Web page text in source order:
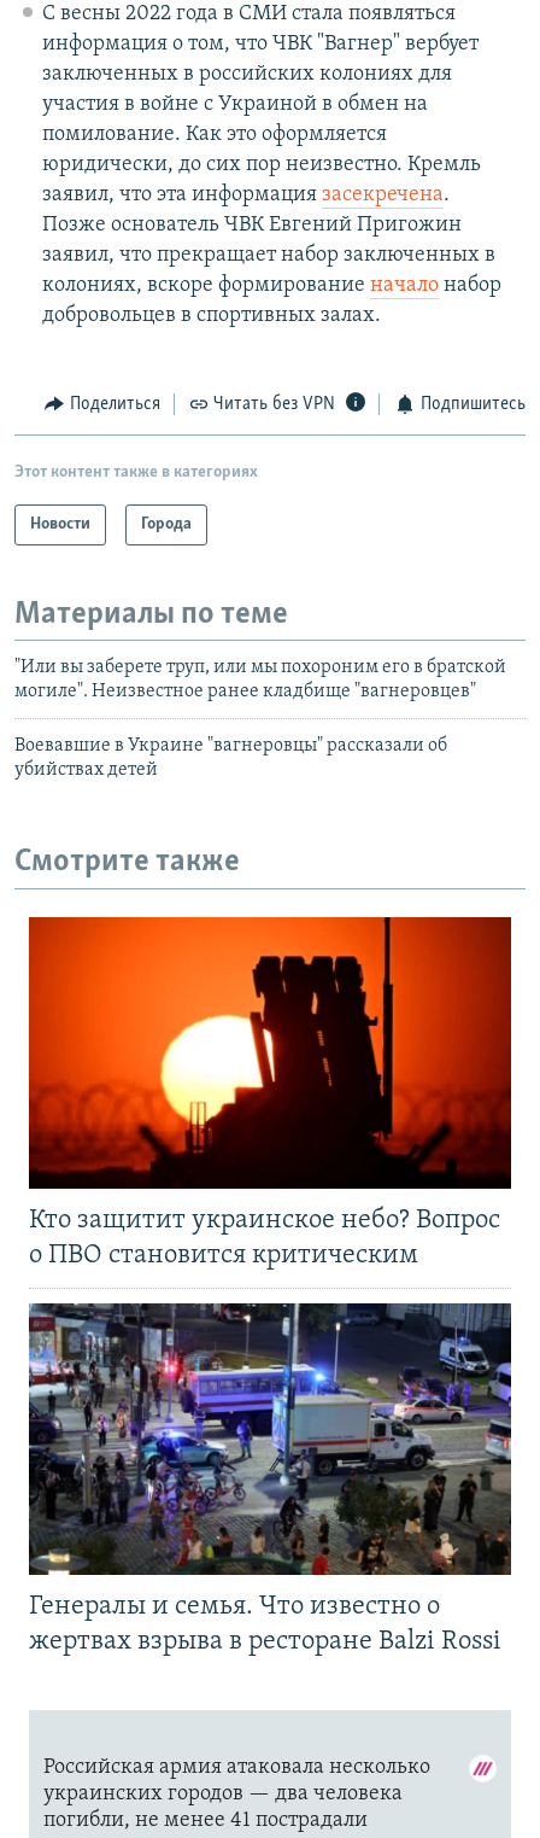
С весны 2022 года в СМИ стала появляться
информация о том, что ЧВК "Вагнер" вербует
заключенных в российских колониях для
участия в войне с Украиной в обмен на
помилование. Как это оформляется
юридически, до сих пор неизвестно. Кремль
заявил, что эта информация засекречена.
Позже основатель ЧВК Евгений Пригожин
заявил, что прекращает набор заключенных в
колониях, вскоре формирование началонабор
добровольцев в спортивных залах.
Поделиться Читать без VPN Подпишитесь
Этот контент также в категориях
Новости Города
Материалы по теме
"Или вы заберете труп, или мы похороним его в братской
могиле". Неизвестное ранее кладбище "вагнеровцев"
Воевавшие в Украине "вагнеровцы" рассказали об
убийствах детей
Смотрите также
Кто защитит украинское небо? Вопрос
о ПВО становится критическим
Генералы и семья. Что известно о
жертвах взрыва в ресторане Balzi Rossi